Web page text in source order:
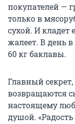
покупателей —
только в
сухой. И кладет
жалеет. В день
60 кг баклавы.
Главный
возвращаются
настоящему
душой.